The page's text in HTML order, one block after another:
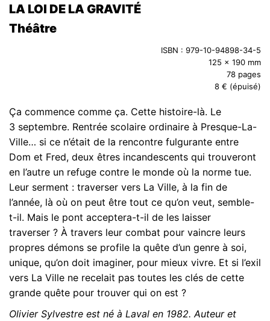
LA LOI DE LA GRAVITÉ
Théâtre
ISBN : 979-10-94898-34-5
125 x 190 mm
78 pages
8 € (épuisé)
Ça commence comme ça. Cette histoire-là. Le
3 septembre. Rentrée scolaire ordinaire à Presque-La-
Ville… si ce n’était de la rencontre fulgurante entre
Dom et Fred, deux êtres incandescents qui trouveront
en l’autre un refuge contre le monde où la norme tue.
Leur serment : traverser vers La Ville, à la fin de
l’année, là où on peut être tout ce qu’on veut, semble-
t-il. Mais le pont acceptera-t-il de les laisser
traverser ? À travers leur combat pour vaincre leurs
propres démons se profile la quête d’un genre à soi,
unique, qu’on doit imaginer, pour mieux vivre. Et si l’exil
vers La Ville ne recelait pas toutes les clés de cette
grande quête pour trouver qui on est ?
Olivier Sylvestre est né à Laval en 1982. Auteur et